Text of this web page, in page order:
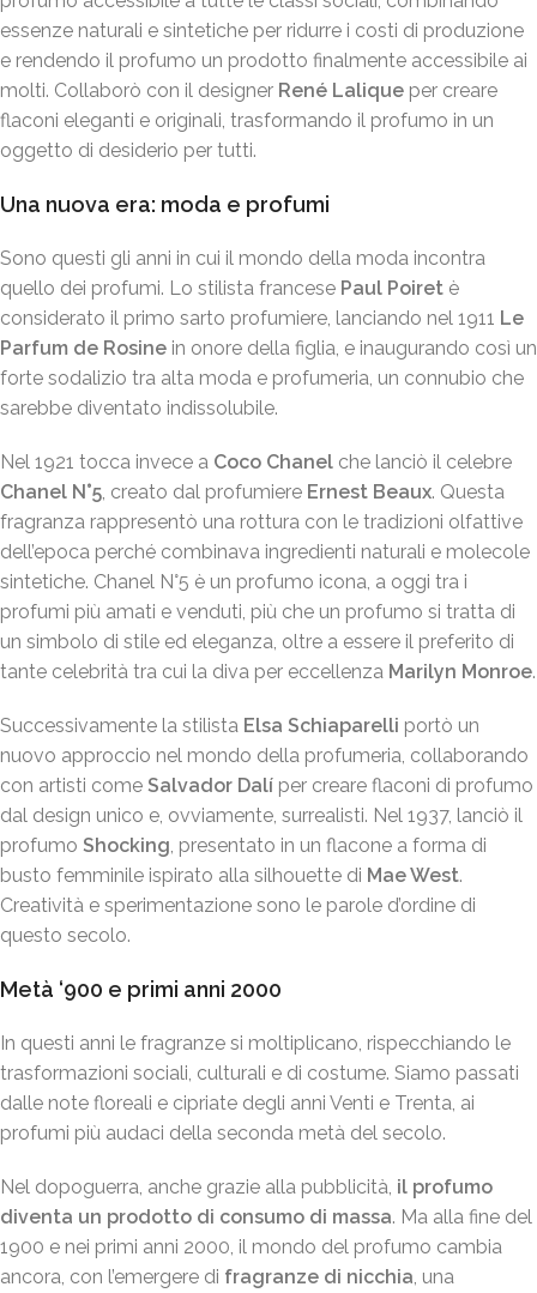
essenze naturali e sintetiche per ridurre i costi di produzione
e rendendo il profumo un prodotto finalmente accessibile ai
molti. Collaborò con il designer René Lalique per creare
flaconi eleganti e originali, trasformando il profumo in un
oggetto di desiderio per tutti.
Una nuova era: moda e profumi
Sono questi gli anni in cui il mondo della moda incontra
quello dei profumi. Lo stilista francese Paul Poiret è
considerato il primo sarto profumiere, lanciando nel 1911 Le
Parfum de Rosine in onore della figlia, e inaugurando così un
forte sodalizio tra alta moda e profumeria, un connubio che
sarebbe diventato indissolubile.
Nel 1921 tocca invece a Coco Chanel che lanciò il celebre
Chanel N°5 , creato dal profumiere Ernest Beaux. Questa
fragranza rappresentò una rottura con le tradizioni olfattive
dell’epoca perché combinava ingredienti naturali e molecole
sintetiche. Chanel N°5 è un profumo icona, a oggi tra i
profumi più amati e venduti, più che un profumo si tratta di
un simbolo di stile ed eleganza, oltre a essere il preferito di
tante celebrità tra cui la diva per eccellenza Marilyn Monroe.
Successivamente la stilista Elsa Schiaparelli portò un
nuovo approccio nel mondo della profumeria, collaborando
con artisti come Salvador Dalí per creare flaconi di profumo
dal design unico e, ovviamente, surrealisti. Nel 1937, lanciò il
profumo Shocking , presentato in un flacone a forma di
busto femminile ispirato alla silhouette di Mae West.
Creatività e sperimentazione sono le parole d’ordine di
questo secolo.
Metà ‘900 e primi anni 2000
In questi anni le fragranze si moltiplicano, rispecchiando le
trasformazioni sociali, culturali e di costume. Siamo passati
dalle note floreali e cipriate degli anni Venti e Trenta, ai
profumi più audaci della seconda metà del secolo.
Nel dopoguerra, anche grazie alla pubblicità, il profumo
diventa un prodotto di consumo di massa. Ma alla fine del
1900 e nei primi anni 2000, il mondo del profumo cambia
ancora, con l’emergere di fragranze di nicchia , una